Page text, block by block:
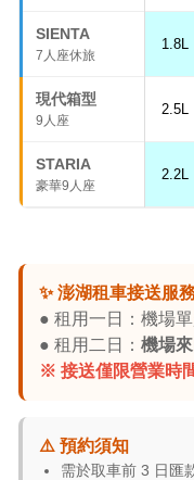
SIENTA
7人座休旅
1.8L
現代箱型
9人座
2.5L
STARIA
豪華9人座
2.2L
✨ 澎湖租車接送服
● 租用一日：機場
● 租用二日： 機場來
※ 接送僅限營業時
⚠️ 預約須知
需於取車前 3 日匯